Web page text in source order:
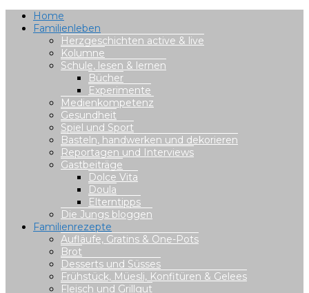
Home
Familienleben
Herzgeschichten active & live
Kolumne
Schule, lesen & lernen
Bücher
Experimente
Medienkompetenz
Gesundheit
Spiel und Sport
Basteln, handwerken und dekorieren
Reportagen und Interviews
Gastbeiträge
Dolce Vita
Doula
Elterntipps
Die Jungs bloggen
Familienrezepte
Aufläufe, Gratins & One-Pots
Brot
Desserts und Süsses
Frühstück, Müesli, Konfitüren & Gelees
Fleisch und Grillgut